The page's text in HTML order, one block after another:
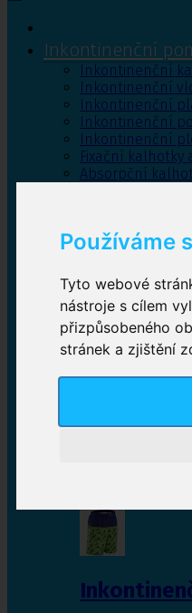
Používáme
Tyto webové
nástroje s cílem
přizpůsobeného
stránek a zjištění
Inkontinenční
Inkontinenční
Inkontinenční
Inkontinenční
Inkontinenční
Inkontinenční
Fixační kalhotky
Absorpční
Plenkové
zalepovací,